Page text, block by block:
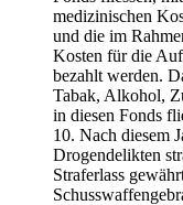
medizinischen
und die im
Kosten für die
bezahlt werden.
Tabak, Alkohol,
in diesen Fonds
10. Nach diesem
Drogendelikten
Straferlass